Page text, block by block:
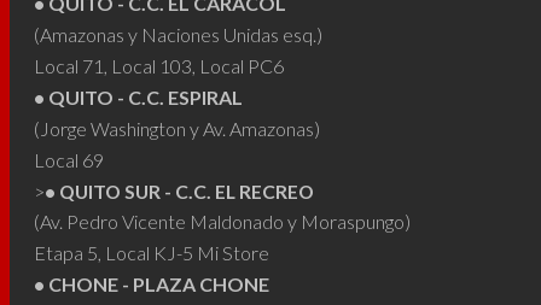
(Amazonas y Naciones Unidas esq.)
Local 71, Local 103, Local PC6
• QUITO - C.C. ESPIRAL
(Jorge Washington y Av. Amazonas)
Local 69
>• QUITO SUR - C.C. EL RECREO
(Av. Pedro Vicente Maldonado y Moraspungo)
Etapa 5, Local KJ-5 Mi Store
• CHONE - PLAZA CHONE